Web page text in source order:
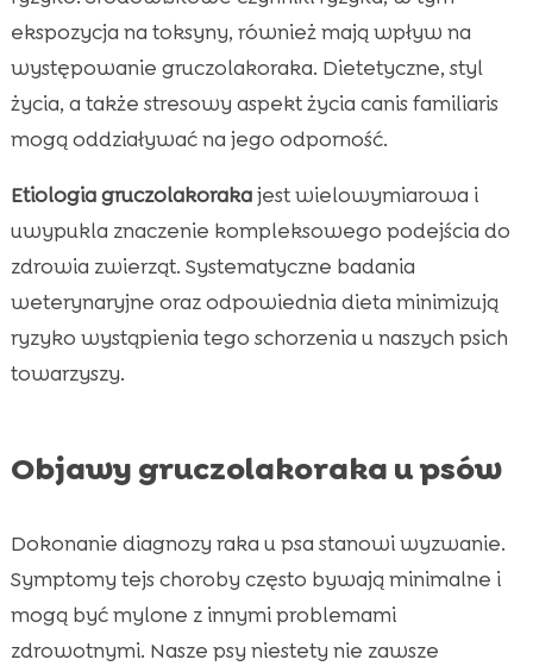
ekspozycja na toksyny, również mają wpływ na
występowanie gruczolakoraka. Dietetyczne, styl
życia, a także stresowy aspekt życia canis familiaris
mogą oddziaływać na jego odporność.
Etiologia gruczolakorakajest wielowymiarowa i
uwypukla znaczenie kompleksowego podejścia do
zdrowia zwierząt. Systematyczne badania
weterynaryjne oraz odpowiednia dieta minimizują
ryzyko wystąpienia tego schorzenia u naszych psich
towarzyszy.
Objawy gruczolakoraka u psów
Dokonanie diagnozy raka u psa stanowi wyzwanie.
Symptomy tejs choroby często bywają minimalne i
mogą być mylone z innymi problemami
zdrowotnymi. Nasze psy niestety nie zawsze